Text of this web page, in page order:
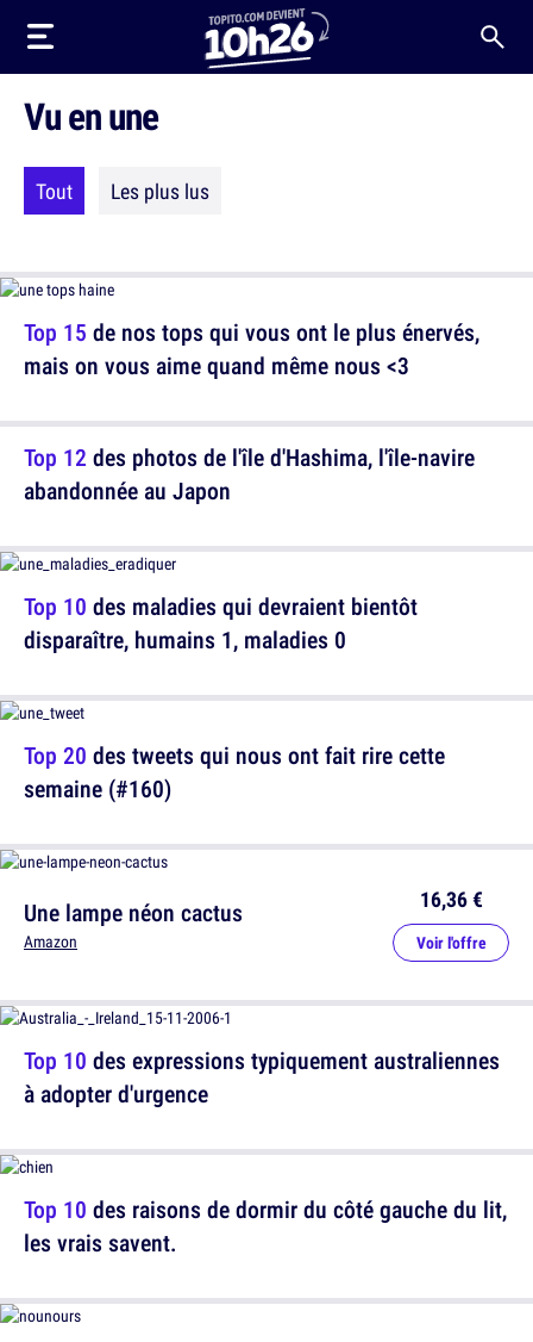
Vu en une
Tout Les plus lus
Top 15 de nos tops qui vous ont le plus énervés,
mais on vous aime quand même nous <3
Top 10 des maladies qui devraient bientôt
disparaître, humains 1, maladies 0
Une lampe néon cactus
Amazon
16,36 €
Voir l'offre
Top 10 des raisons de dormir du côté gauche du lit,
les vrais savent.
Top 12 des photos de l'île d'Hashima, l'île-navire
abandonnée au Japon
Top 20 des tweets qui nous ont fait rire cette
semaine (#160)
Top 10 des expressions typiquement australiennes
à adopter d'urgence